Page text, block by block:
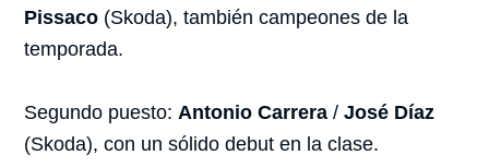
Pissaco (Skoda), también campeones de la
temporada.
Segundo puesto:Antonio Carrera /José Díaz
(Skoda), con un sólido debut en la clase.